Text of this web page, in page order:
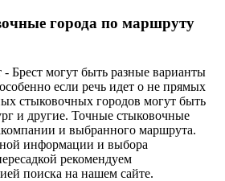
города по маршруту
Брест могут быть разные варианты
если речь идет о не прямых
стыковочных городов могут быть
и другие. Точные стыковочные
и выбранного маршрута.
информации и выбора
рекомендуем
поиска на нашем сайте.